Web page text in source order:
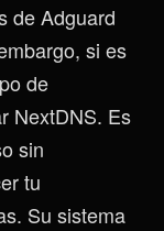
de Adguard
si es
de
NextDNS. Es
sin
tu
Su sistema